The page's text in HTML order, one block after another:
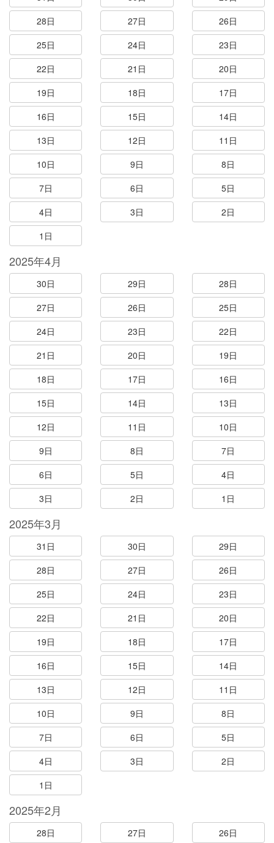
28日
27日
26日
25日
24日
23日
22日
21日
20日
19日
18日
17日
16日
15日
14日
13日
12日
11日
10日
9日
8日
7日
6日
5日
4日
3日
2日
1日
2025年4月
30日 29日
28日
27日
26日
25日
24日
23日
22日
21日
20日
19日
18日
17日
16日
15日
14日
13日
12日
11日
10日
9日
8日
7日
6日
5日
4日
3日
2日 1日
2025年3月
31日 30日
29日
28日
27日
26日
25日
24日
23日
22日
21日
20日
19日
18日
17日
16日
15日
14日
13日
12日
11日
10日
9日
8日
7日
6日
5日
4日
3日
2日
1日
2025年2月
28日 27日
26日